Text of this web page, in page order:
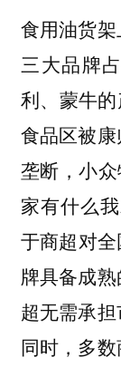
食用油货
三大品牌
利、蒙牛
食品区被
垄断，小
家有什么
于商超对
牌具备成
超无需承担
同时，多